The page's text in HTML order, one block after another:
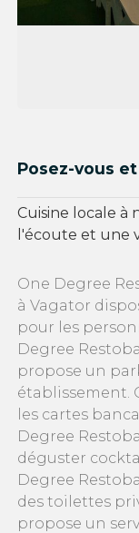
Posez-vous
Cuisine locale à
l'écoute et une
One Degree
à Vagator
pour les
Degree
propose un
établissement.
les cartes
Degree
déguster
Degree
des toilettes
propose un